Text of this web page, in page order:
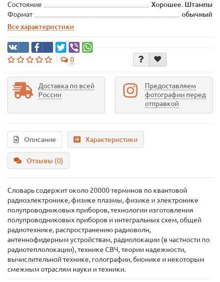
Состояние
Хорошее. Штампы
Формат
обычный
Все характеристики
0
Доставка по всей
России
Предоставляем
фотографии перед
отправкой
Описание Характеристики
Отзывы (0)
Словарь содержит около 20000 терминов по квантовой
радиоэлектронике, физике плазмы, физике и электронике
полупроводниковых приборов, технологии изготовления
полупроводниковых приборов и интегральных схем, общей
радиотехнике, распространению радиоволн,
антеннофидерным устройствам, радиолокации (в частности по
радиотеплолокации), технике СВЧ, теории надежности,
вычислительной технике, голографии, бионике и некоторым
смежным отраслям науки и техники.